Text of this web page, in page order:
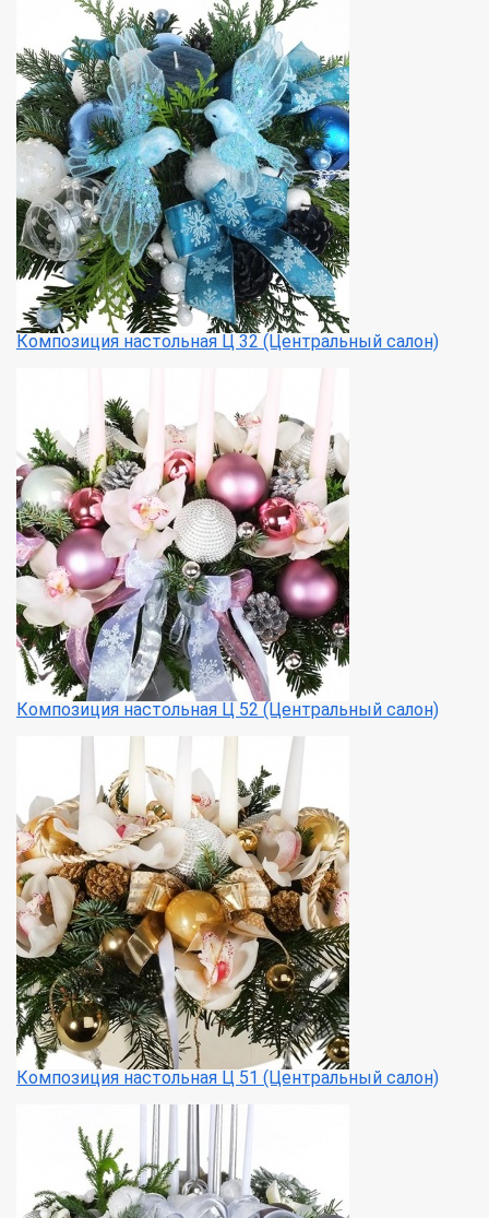
Композиция настольная Ц 32 (Центральный салон)
Композиция настольная Ц 52 (Центральный салон)
Композиция настольная Ц 51 (Центральный салон)